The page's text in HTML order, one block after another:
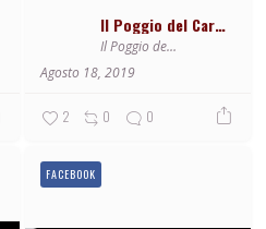
Il Poggio del Cardinale
Il Poggio del Cardinale
Agosto 18, 2019
2 0 0
FACEBOOK